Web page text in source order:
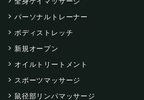
パーソナルトレーナー
ボディストレッチ
新規オープン
オイルトリートメント
スポーツマッサージ
鼠径部リンパマッサージ